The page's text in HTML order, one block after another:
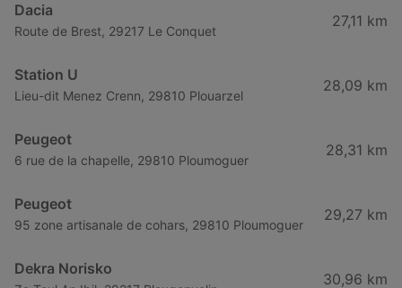
Dacia
Route de Brest, 29217 Le Conquet
27,11 km
Station U
Lieu-dit Menez Crenn, 29810 Plouarzel
28,09 km
Peugeot
6 rue de la chapelle, 29810 Ploumoguer
28,31 km
Peugeot
95 zone artisanale de cohars, 29810 Ploumoguer
29,27 km
Dekra Norisko
30,96 km